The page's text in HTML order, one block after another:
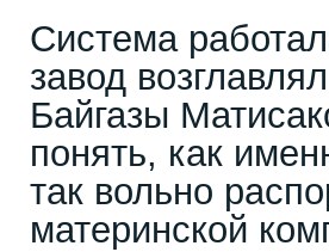
Система
завод
Байгазы
понять, как
так вольно
материнской